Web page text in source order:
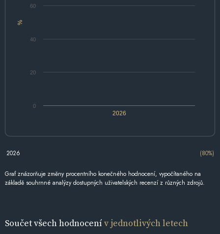
%
2026
0
20
40
60
2026 (80%)
Graf znázorňuje změny procentního konečného hodnocení, vypočítaného na
základě souhrnné analýzy dostupných uživatelských recenzí z různých zdrojů.
Součet všech hodnocenív jednotlivých letech